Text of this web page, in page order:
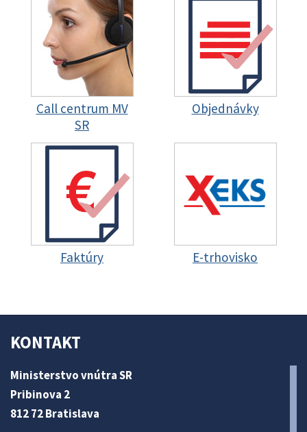
Call centrum MV
SR
Objednávky
Faktúry E-trhovisko
KONTAKT
Ministerstvo vnútra SR
Pribinova 2
812 72 Bratislava